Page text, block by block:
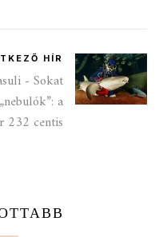
HÍR
- Sokat
a
232 centis